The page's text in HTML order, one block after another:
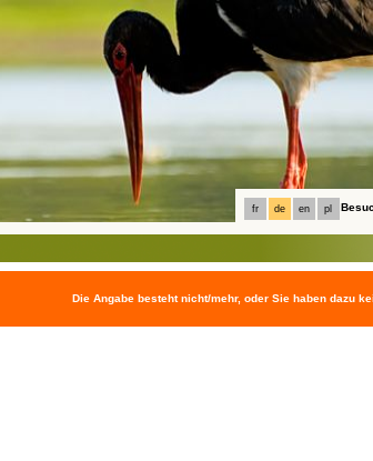
fr de en pl
Die Angabe besteht nicht/mehr, oder Sie haben dazu